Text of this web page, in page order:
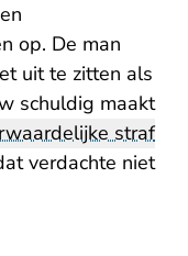
op. De man
uit te zitten als
schuldig maakt
straf
verdachte niet